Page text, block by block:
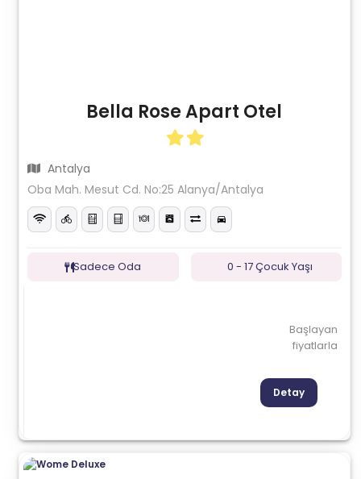
Bella Rose Apart Otel
Antalya
Oba Mah. Mesut Cd. No:25 Alanya/Antalya
Sadece Oda 0 - 17 Çocuk Yaşı
Başlayan
fiyatlarla
Detay